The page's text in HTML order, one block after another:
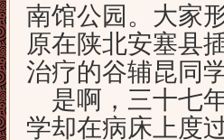
南馆公园。大家
原在陕北安塞县
治疗的谷辅昆同
是啊，三十七
学却在病床上度